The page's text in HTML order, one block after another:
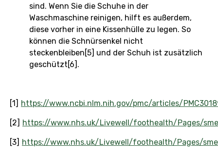
sind. Wenn Sie die Schuhe in der
Waschmaschine reinigen, hilft es außerdem,
diese vorher in eine Kissenhülle zu legen. So
können die Schnürsenkel nicht
steckenbleiben[5] und der Schuh ist zusätzlich
geschützt[6].
[1] https://www.ncbi.nlm.nih.gov/pmc/articles/
[2] https://www.nhs.uk/Livewell/foothealth/Pages/
[3] https://www.nhs.uk/Livewell/foothealth/Pages/